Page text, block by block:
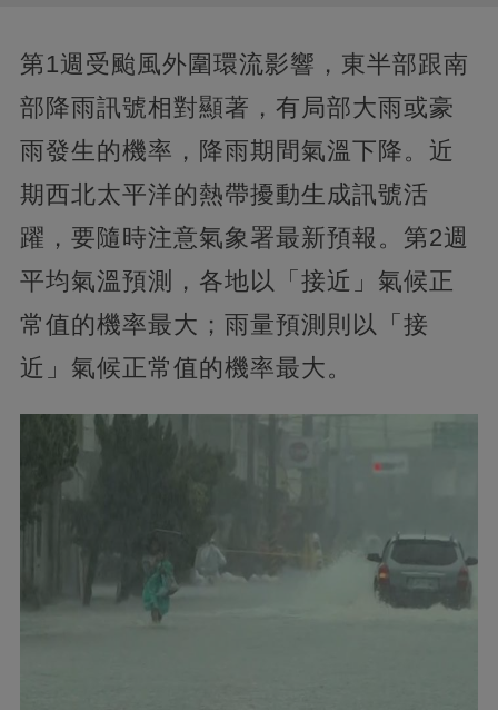
第1週受颱風外圍環流影響，東半部跟南
部降雨訊號相對顯著，有局部大雨或豪
雨發生的機率，降雨期間氣溫下降。近
期西北太平洋的熱帶擾動生成訊號活
躍，要隨時注意氣象署最新預報。第2週
平均氣溫預測，各地以「接近」氣候正
常值的機率最大；雨量預測則以「接
近」氣候正常值的機率最大。